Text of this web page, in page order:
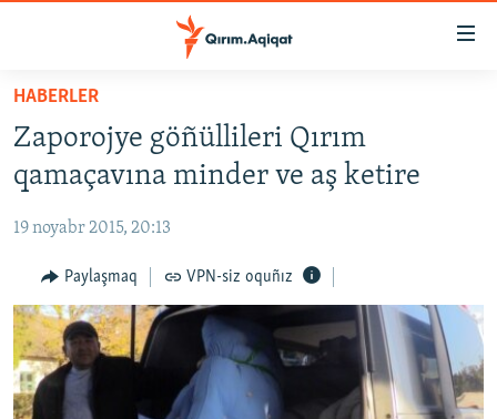
Esas
qaytmaq
Baş
navigatsiyağa
qaytmaq
qaytmaq
SİYASET
İQTİSADİYAT
CEMİYET
MEDENİYET
İNSAN AQLARI
VİDEO
SÜRET
HABERLER
Zaporojye göñüllileri Qırım
qamaçavına minder ve aş ketire
19 noyabr 2015, 20:13
Paylaşmaq VPN-siz oquñız